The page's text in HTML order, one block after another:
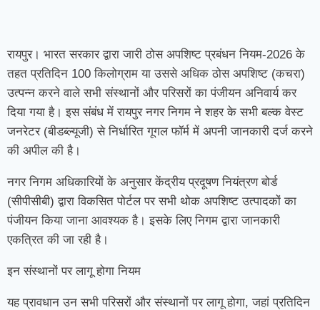
रायपुर। भारत सरकार द्वारा जारी ठोस अपशिष्ट प्रबंधन नियम-2026 के
तहत प्रतिदिन 100 किलोग्राम या उससे अधिक ठोस अपशिष्ट (कचरा)
उत्पन्न करने वाले सभी संस्थानों और परिसरों का पंजीयन अनिवार्य कर
दिया गया है। इस संबंध में रायपुर नगर निगम ने शहर के सभी बल्क वेस्ट
जनरेटर (बीडब्ल्यूजी) से निर्धारित गूगल फॉर्म में अपनी जानकारी दर्ज करने
की अपील की है।
नगर निगम अधिकारियों के अनुसार केंद्रीय प्रदूषण नियंत्रण बोर्ड
(सीपीसीबी) द्वारा विकसित पोर्टल पर सभी थोक अपशिष्ट उत्पादकों का
पंजीयन किया जाना आवश्यक है। इसके लिए निगम द्वारा जानकारी
एकत्रित की जा रही है।
इन संस्थानों पर लागू होगा नियम
यह प्रावधान उन सभी परिसरों और संस्थानों पर लागू होगा, जहां प्रतिदिन